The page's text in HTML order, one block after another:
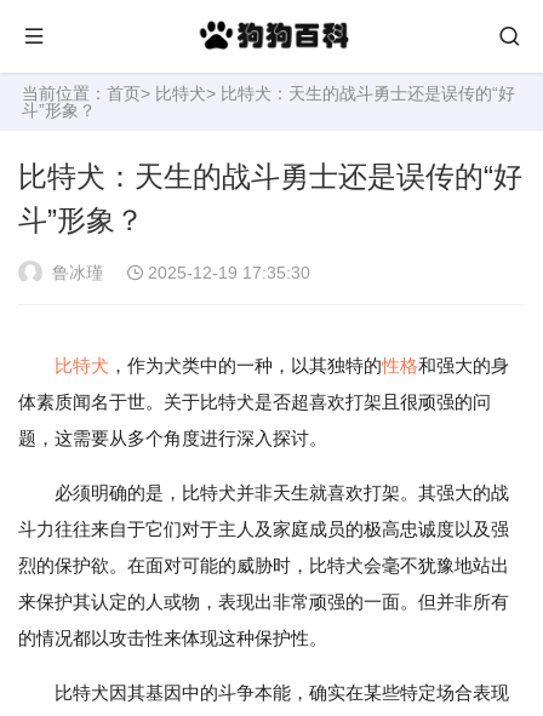
当前位置： 首页> 比特犬> 比特犬：天生的战斗勇士还是误传的“好
斗”形象？
比特犬：天生的战斗勇士还是误传的“好
斗”形象？
鲁冰瑾 2025-12-19 17:35:30
比特犬 ，作为犬类中的一种，以其独特的性格和强大的身
体素质闻名于世。关于比特犬是否超喜欢打架且很顽强的问
题，这需要从多个角度进行深入探讨。
必须明确的是，比特犬并非天生就喜欢打架。其强大的战
斗力往往来自于它们对于主人及家庭成员的极高忠诚度以及强
烈的保护欲。在面对可能的威胁时，比特犬会毫不犹豫地站出
来保护其认定的人或物，表现出非常顽强的一面。但并非所有
的情况都以攻击性来体现这种保护性。
比特犬因其基因中的斗争本能，确实在某些特定场合表现